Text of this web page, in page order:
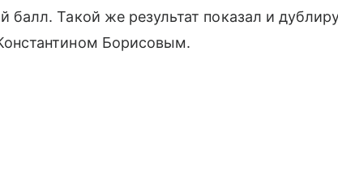
балл. Такой же результат показал и
Борисовым.